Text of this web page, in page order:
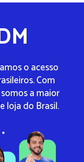
o acesso
Com
a maior
loja do Brasil.